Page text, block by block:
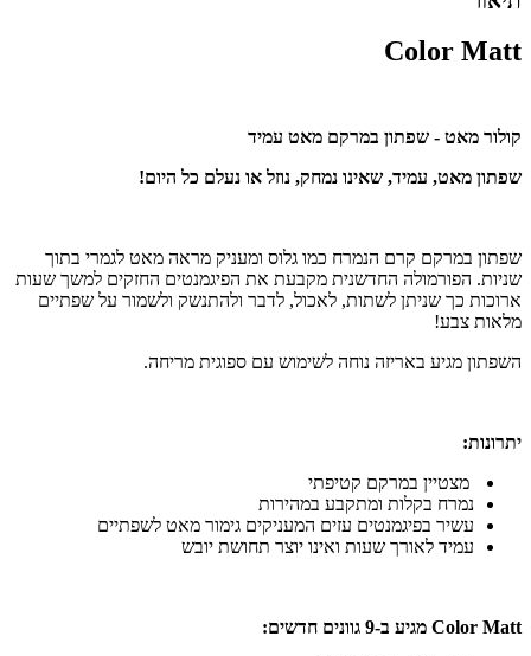
Color Matt
קולור מאט - שפתון במרקם מאט עמיד
שפתון מאט, עמיד, שאינו נמחק, נוזל או נעלם כל היום!
שפתון במרקם קרם הנמרח כמו גלוס ומעניק מראה מאט לגמרי בתוך
שניות. הפורמולה החדשנית מקבעת את הפיגמנטים החזקים למשך שעות
ארוכות כך שניתן לשתות, לאכול, לדבר ולהתנשק ולשמור על שפתיים
מלאות צבע!
השפתון מגיע באריזה נוחה לשימוש עם ספוגית מריחה.
יתרונות:
מצטיין במרקם קטיפתי
נמרח בקלות ומתקבע במהירות
עשיר בפיגמנטים עזים המעניקים גימור מאט לשפתיים
עמיד לאורך שעות ואינו יוצר תחושת יובש
Color Matt מגיע ב-9 גוונים חדשים: